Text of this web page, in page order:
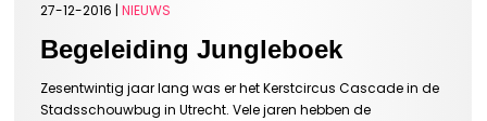
27-12-2016 |NIEUWS
Begeleiding Jungleboek
Zesentwintig jaar lang was er het Kerstcircus Cascade in de
Stadsschouwbug in Utrecht. Vele jaren hebben de